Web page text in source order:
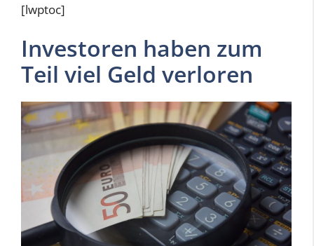
[lwptoc]
Investoren haben zum
Teil viel Geld verloren